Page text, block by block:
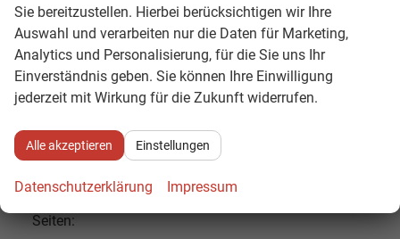
25.041,– €
incl. 19% MwSt.
Details
Verbrauch kombiniert:5,80 l/100km
CO2-Klasse: D
CO2-Emissionen:132,00 g/km
Datensätze pro Seite:
Seiten:
Sie bereitzustellen. Hierbei berücksichtigen wir Ihre
Auswahl und verarbeiten nur die Daten für Marketing,
Analytics und Personalisierung, für die Sie uns Ihr
Einverständnis geben. Sie können Ihre Einwilligung
jederzeit mit Wirkung für die Zukunft widerrufen.
Alle akzeptieren Einstellungen
Datenschutzerklärung Impressum